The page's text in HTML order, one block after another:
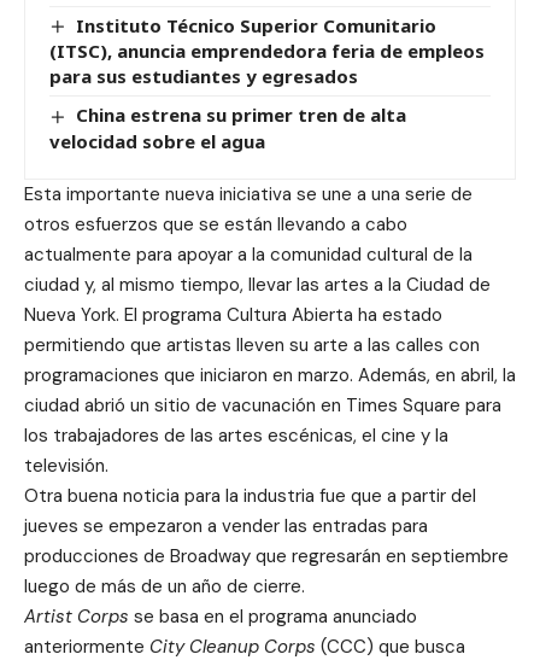
Instituto Técnico Superior Comunitario
(ITSC), anuncia emprendedora feria de empleos
para sus estudiantes y egresados
China estrena su primer tren de alta
velocidad sobre el agua
Esta importante nueva iniciativa se une a una serie de
otros esfuerzos que se están llevando a cabo
actualmente para apoyar a la comunidad cultural de la
ciudad y, al mismo tiempo, llevar las artes a la Ciudad de
Nueva York. El programa Cultura Abierta ha estado
permitiendo que artistas lleven su arte a las calles con
programaciones que iniciaron en marzo. Además, en abril, la
ciudad abrió un sitio de vacunación en Times Square para
los trabajadores de las artes escénicas, el cine y la
televisión.
Otra buena noticia para la industria fue que a partir del
jueves se empezaron a vender las entradas para
producciones de Broadway que regresarán en septiembre
luego de más de un año de cierre.
Artist Corps se basa en el programa anunciado
anteriormente City Cleanup Corps (CCC) que busca